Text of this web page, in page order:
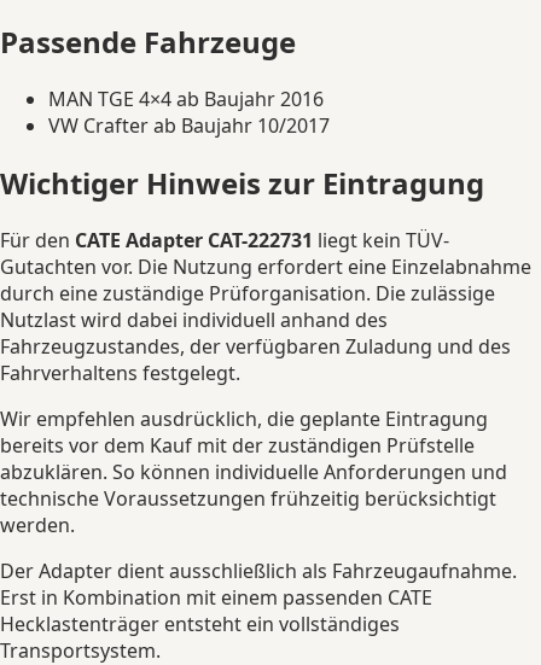
Passende Fahrzeuge
MAN TGE 4×4 ab Baujahr 2016
VW Crafter ab Baujahr 10/2017
Wichtiger Hinweis zur Eintragung
Für den CATE Adapter CAT-222731 liegt kein TÜV-
Gutachten vor. Die Nutzung erfordert eine Einzelabnahme
durch eine zuständige Prüforganisation. Die zulässige
Nutzlast wird dabei individuell anhand des
Fahrzeugzustandes, der verfügbaren Zuladung und des
Fahrverhaltens festgelegt.
Wir empfehlen ausdrücklich, die geplante Eintragung
bereits vor dem Kauf mit der zuständigen Prüfstelle
abzuklären. So können individuelle Anforderungen und
technische Voraussetzungen frühzeitig berücksichtigt
werden.
Der Adapter dient ausschließlich als Fahrzeugaufnahme.
Erst in Kombination mit einem passenden CATE
Hecklastenträger entsteht ein vollständiges
Transportsystem.